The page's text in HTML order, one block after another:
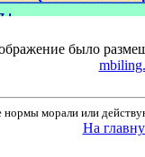
было
морали или
На